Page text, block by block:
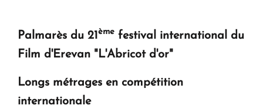
Palmarès du 21 ème festival international du
Film d'Erevan "L'Abricot d'or"
Longs métrages en compétition
internationale